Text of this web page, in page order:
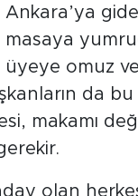
masaya
omuz
da
makamı
olan